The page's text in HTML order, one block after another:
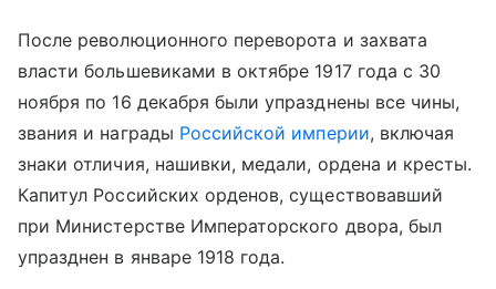
После революционного переворота и захвата
власти большевиками в октябре 1917 года с 30
ноября по 16 декабря были упразднены все чины,
звания и награды Российской империи, включая
знаки отличия, нашивки, медали, ордена и кресты.
Капитул Российских орденов, существовавший
при Министерстве Императорского двора, был
упразднен в январе 1918 года.